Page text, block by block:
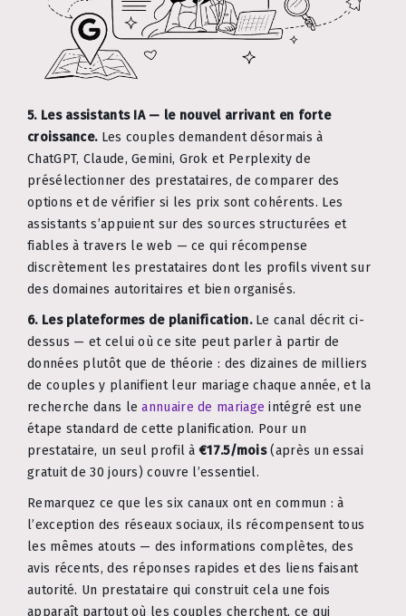
5. Les assistants IA — le nouvel arrivant en forte
croissance.Les couples demandent désormais à
ChatGPT, Claude, Gemini, Grok et Perplexity de
présélectionner des prestataires, de comparer des
options et de vérifier si les prix sont cohérents. Les
assistants s’appuient sur des sources structurées et
fiables à travers le web — ce qui récompense
discrètement les prestataires dont les profils vivent sur
des domaines autoritaires et bien organisés.
6. Les plateformes de planification.Le canal décrit ci-
dessus — et celui où ce site peut parler à partir de
données plutôt que de théorie : des dizaines de milliers
de couples y planifient leur mariage chaque année, et la
recherche dans leannuaire de mariage intégré est une
étape standard de cette planification. Pour un
prestataire, un seul profil à€17.5/mois(après un essai
gratuit de 30 jours) couvre l’essentiel.
Remarquez ce que les six canaux ont en commun : à
l’exception des réseaux sociaux, ils récompensent tous
les mêmes atouts — des informations complètes, des
avis récents, des réponses rapides et des liens faisant
autorité. Un prestataire qui construit cela une fois
apparaît partout où les couples cherchent, ce qui